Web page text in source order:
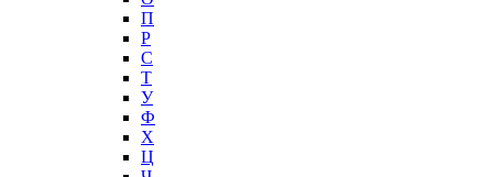
П
Р
С
Т
У
Ф
Х
Ц